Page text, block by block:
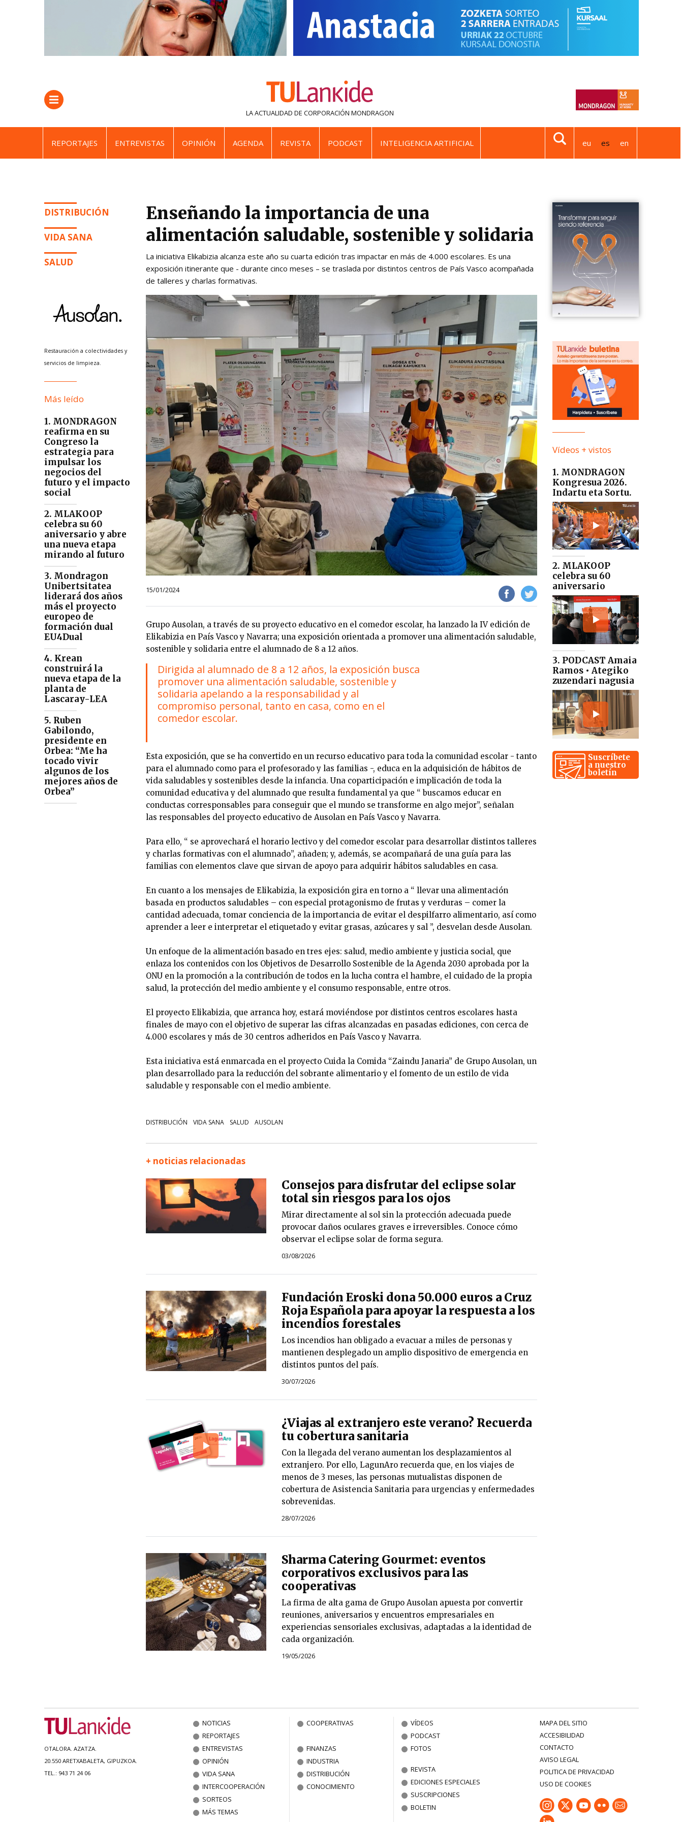
LA ACTUALIDAD DE CORPORACIÓN MONDRAGON
REPORTAJES ENTREVISTAS OPINIÓN AGENDA REVISTA PODCAST INTELIGENCIA ARTIFICIAL eu es en
DISTRIBUCIÓN
VIDA SANA
SALUD
Restauración a colectividades y
servicios de limpieza.
Más leído
1. MONDRAGON
reafirma en su
Congreso la
estrategia para
impulsar los
negocios del
futuro y el impacto
social
2. MLAKOOP
celebra su 60
aniversario y abre
una nueva etapa
mirando al futuro
3. Mondragon
Unibertsitatea
liderará dos años
más el proyecto
europeo de
formación dual
EU4Dual
4. Krean
construirá la
nueva etapa de la
planta de
Lascaray-LEA
5. Ruben
Gabilondo,
presidente en
Orbea: “Me ha
tocado vivir
algunos de los
mejores años de
Orbea”
Enseñando la importancia de una
alimentación saludable, sostenible y solidaria
La iniciativa Elikabizia alcanza este año su cuarta edición tras impactar en más de 4.000 escolares. Es una
exposición itinerante que - durante cinco meses – se traslada por distintos centros de País Vasco acompañada
de talleres y charlas formativas.
15/01/2024
Grupo Ausolan, a través de su proyecto educativo en el comedor escolar, ha lanzado la IV edición de
Elikabizia en País Vasco y Navarra; una exposición orientada a promover una alimentación saludable,
sostenible y solidaria entre el alumnado de 8 a 12 años.
Dirigida al alumnado de 8 a 12 años, la exposición busca
promover una alimentación saludable, sostenible y
solidaria apelando a la responsabilidad y al
compromiso personal, tanto en casa, como en el
comedor escolar.
Esta exposición, que se ha convertido en un recurso educativo para toda la comunidad escolar - tanto
para el alumnado como para el profesorado y las familias -, educa en la adquisición de hábitos de
vida saludables y sostenibles desde la infancia. Una coparticipación e implicación de toda la
comunidad educativa y del alumnado que resulta fundamental ya que “ buscamos educar en
conductas corresponsables para conseguir que el mundo se transforme en algo mejor”, señalan
las responsables del proyecto educativo de Ausolan en País Vasco y Navarra.
Para ello, “ se aprovechará el horario lectivo y del comedor escolar para desarrollar distintos talleres
y charlas formativas con el alumnado”, añaden; y, además, se acompañará de una guía para las
familias con elementos clave que sirvan de apoyo para adquirir hábitos saludables en casa.
En cuanto a los mensajes de Elikabizia, la exposición gira en torno a “ llevar una alimentación
basada en productos saludables – con especial protagonismo de frutas y verduras – comer la
cantidad adecuada, tomar conciencia de la importancia de evitar el despilfarro alimentario, así como
aprender a leer e interpretar el etiquetado y evitar grasas, azúcares y sal ”, desvelan desde Ausolan.
Un enfoque de la alimentación basado en tres ejes: salud, medio ambiente y justicia social, que
enlaza los contenidos con los Objetivos de Desarrollo Sostenible de la Agenda 2030 aprobada por la
ONU en la promoción a la contribución de todos en la lucha contra el hambre, el cuidado de la propia
salud, la protección del medio ambiente y el consumo responsable, entre otros.
El proyecto Elikabizia, que arranca hoy, estará moviéndose por distintos centros escolares hasta
finales de mayo con el objetivo de superar las cifras alcanzadas en pasadas ediciones, con cerca de
4.000 escolares y más de 30 centros adheridos en País Vasco y Navarra.
Esta iniciativa está enmarcada en el proyecto Cuida la Comida “Zaindu Janaria” de Grupo Ausolan, un
plan desarrollado para la reducción del sobrante alimentario y el fomento de un estilo de vida
saludable y responsable con el medio ambiente.
DISTRIBUCIÓN VIDA SANA SALUD AUSOLAN
+ noticias relacionadas
Consejos para disfrutar del eclipse solar
total sin riesgos para los ojos
Mirar directamente al sol sin la protección adecuada puede
provocar daños oculares graves e irreversibles. Conoce cómo
observar el eclipse solar de forma segura.
03/08/2026
Fundación Eroski dona 50.000 euros a Cruz
Roja Española para apoyar la respuesta a los
incendios forestales
Los incendios han obligado a evacuar a miles de personas y
mantienen desplegado un amplio dispositivo de emergencia en
distintos puntos del país.
30/07/2026
¿Viajas al extranjero este verano? Recuerda
tu cobertura sanitaria
Con la llegada del verano aumentan los desplazamientos al
extranjero. Por ello, LagunAro recuerda que, en los viajes de
menos de 3 meses, las personas mutualistas disponen de
cobertura de Asistencia Sanitaria para urgencias y enfermedades
sobrevenidas.
28/07/2026
Sharma Catering Gourmet: eventos
corporativos exclusivos para las
cooperativas
La firma de alta gama de Grupo Ausolan apuesta por convertir
reuniones, aniversarios y encuentros empresariales en
experiencias sensoriales exclusivas, adaptadas a la identidad de
cada organización.
19/05/2026
Vídeos + vistos
1. MONDRAGON
Kongresua 2026.
Indartu eta Sortu.
2. MLAKOOP
celebra su 60
aniversario
3. PODCAST Amaia
Ramos • Ategiko
zuzendari nagusia
Suscríbete
a nuestro
boletín
OTALORA. AZATZA.
20.550 ARETXABALETA, GIPUZKOA.
TEL.: 943 71 24 06
NOTICIAS
REPORTAJES
ENTREVISTAS
OPINIÓN
VIDA SANA
INTERCOOPERACIÓN
SORTEOS
MÁS TEMAS
COOPERATIVAS
FINANZAS
INDUSTRIA
DISTRIBUCIÓN
CONOCIMIENTO
VÍDEOS
PODCAST
FOTOS
REVISTA
EDICIONES ESPECIALES
SUSCRIPCIONES
BOLETIN
MAPA DEL SITIO
ACCESIBILIDAD
CONTACTO
AVISO LEGAL
POLITICA DE PRIVACIDAD
USO DE COOKIES